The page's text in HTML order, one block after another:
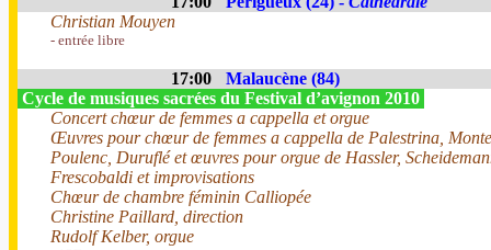
Christian Mouyen
- entrée libre
17:00
Malaucène (84)
Cycle de musiques sacrées du Festival d’avignon 2010
Concert chœur de femmes a cappella et orgue
Œuvres pour chœur de femmes a cappella de Palestrina,
Poulenc, Duruflé et œuvres pour orgue de Hassler,
Frescobaldi et improvisations
Chœur de chambre féminin Calliopée
Christine Paillard, direction
Rudolf Kelber, orgue